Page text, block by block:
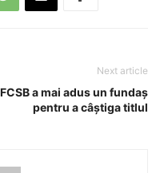
Next article
FCSB a mai adus un fundaș
pentru a câștiga titlul